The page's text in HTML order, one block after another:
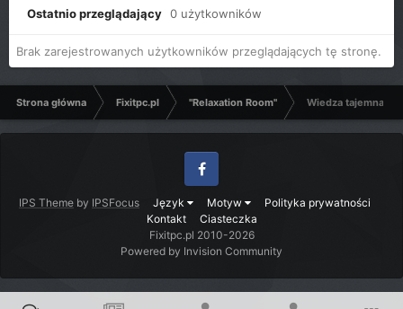
Ostatnio przeglądający 0 użytkowników
Brak zarejestrowanych użytkowników przeglądających tę stronę.
Strona główna Fixitpc.pl "Relaxation Room" Wiedza tajemna?
IPS Theme by IPSFocus Język Motyw
Polityka prywatności
Kontakt
Ciasteczka
Facebook
Fixitpc.pl 2010-2026
Powered by Invision Community